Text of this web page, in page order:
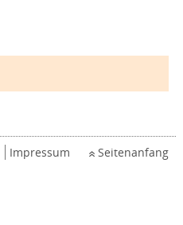
Impressum Seitenanfang